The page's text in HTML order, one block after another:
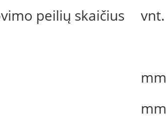
peilių skaičius
vnt.
mm
mm